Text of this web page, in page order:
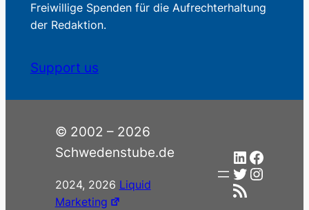
Freiwillige Spenden für die Aufrechterhaltung
der Redaktion.
Support us
© 2002 – 2026
Schwedenstube.de
2024, 2026 Liquid
Marketing
LinkedIn
Twitter
RSS-Feed